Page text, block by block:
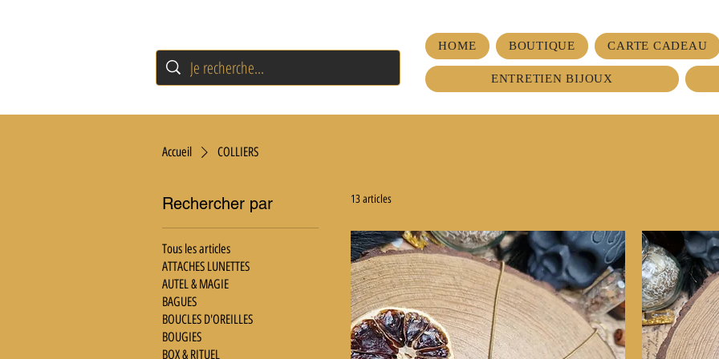
HOME BOUTIQUE CARTE CADEAU
ENTRETIEN BIJOUX
Accueil COLLIERS
Rechercher par
Tous les articles
ATTACHES LUNETTES
AUTEL & MAGIE
BAGUES
BOUCLES D'OREILLES
BOUGIES
BOX & RITUEL
13 articles